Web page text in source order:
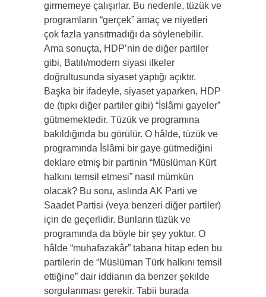
girmemeye çalışırlar. Bu nedenle, tüzük ve
programların “gerçek” amaç ve niyetleri
çok fazla yansıtmadığı da söylenebilir.
Ama sonuçta, HDP’nin de diğer partiler
gibi, Batılı/modern siyasi ilkeler
doğrultusunda siyaset yaptığı açıktır.
Başka bir ifadeyle, siyaset yaparken, HDP
de (tıpkı diğer partiler gibi) “İslâmi gayeler”
gütmemektedir. Tüzük ve programına
bakıldığında bu görülür. O hâlde, tüzük ve
programında İslâmi bir gaye gütmediğini
deklare etmiş bir partinin “Müslüman Kürt
halkını temsil etmesi” nasıl mümkün
olacak? Bu soru, aslında AK Parti ve
Saadet Partisi (veya benzeri diğer partiler)
için de geçerlidir. Bunların tüzük ve
programında da böyle bir şey yoktur. O
hâlde “muhafazakâr” tabana hitap eden bu
partilerin de “Müslüman Türk halkını temsil
ettiğine” dair iddianın da benzer şekilde
sorgulanması gerekir. Tabii burada